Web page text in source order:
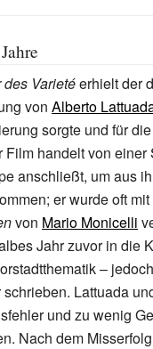
des Varietéerhielt der
von Alberto
sorgte und für
Film handelt von
anschließt, um aus
er wurde oft mit
von Mario Monicelli
Jahr zuvor in die
–
Lattuada
und zu wenig
Nach dem